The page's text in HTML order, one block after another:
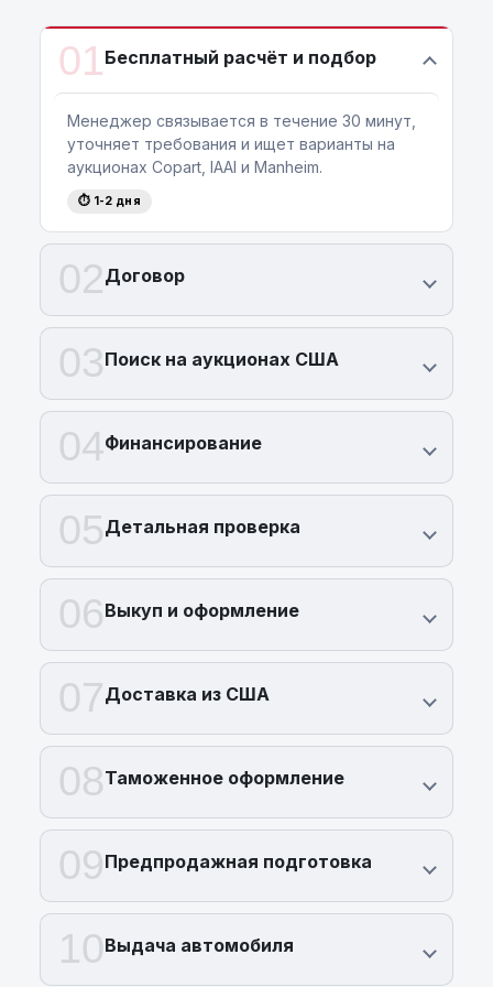
01Бесплатный расчёт и подбор
Менеджер связывается в течение 30 минут,
уточняет требования и ищет варианты на
аукционах Copart, IAAI и Manheim.
⏱ 1-2 дня
02Договор
03Поиск на аукционах США
04Финансирование
05Детальная проверка
06Выкуп и оформление
07Доставка из США
08Таможенное оформление
09Предпродажная подготовка
10Выдача автомобиля